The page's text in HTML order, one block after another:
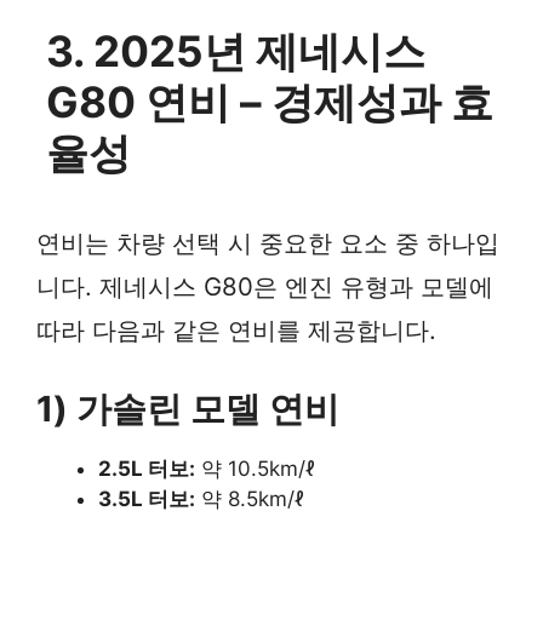
3. 2025년 제네시스
G80 연비 – 경제성과 효
율성
연비는 차량 선택 시 중요한 요소 중 하나입
니다. 제네시스 G80은 엔진 유형과 모델에
따라 다음과 같은 연비를 제공합니다.
1) 가솔린 모델 연비
2.5L 터보: 약 10.5km/ℓ
3.5L 터보: 약 8.5km/ℓ